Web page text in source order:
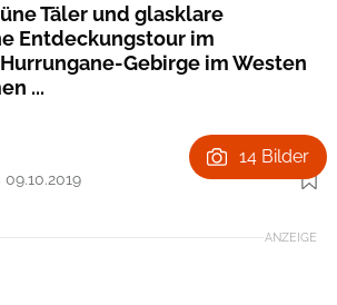
Täler und glasklare
Entdeckungstour im
Gebirge im Westen
...
Foto: Ben Wiesenfarth
14 Bilder
ANZEIGE